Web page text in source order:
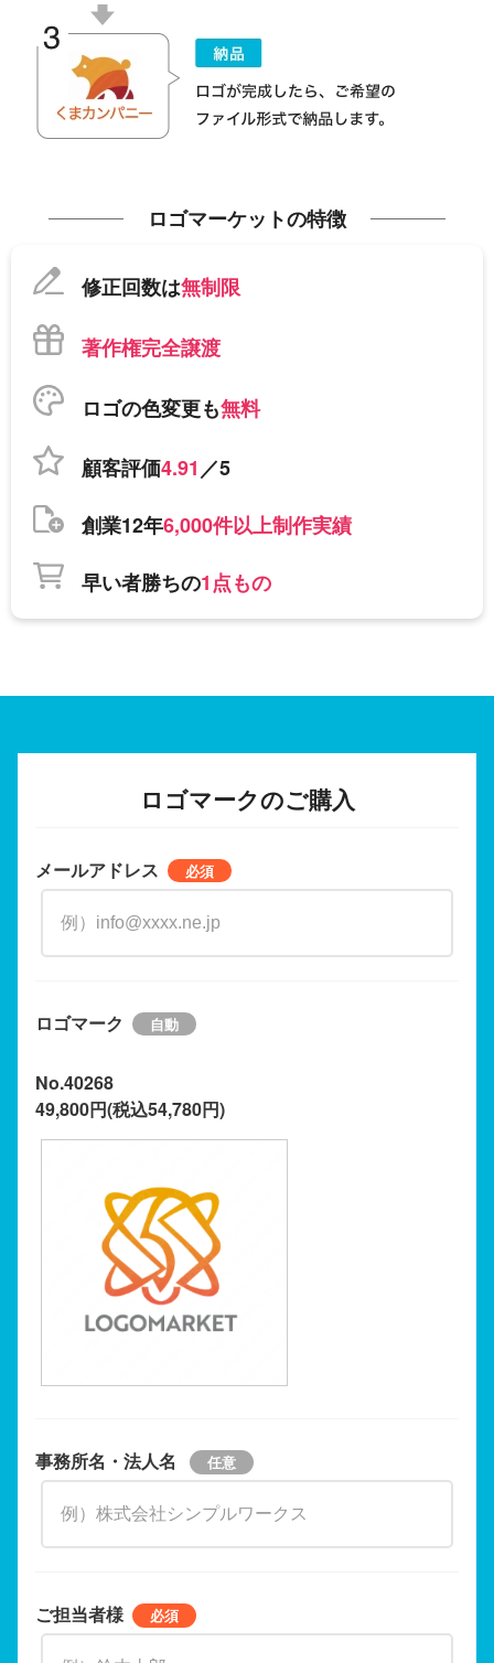
ロゴマーケットの特徴
修正回数は無制限
著作権完全譲渡
ロゴの色変更も無料
顧客評価4.91／5
創業12年6,000件以上制作実績
早い者勝ちの1点もの
ロゴマークのご購入
メールアドレス
ロゴマーク
No.40268
49,800円(税込54,780円)
事務所名・法人名
ご担当者様